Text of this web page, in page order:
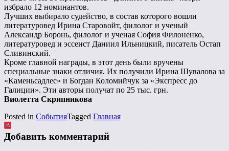
избрало 12 номинантов.
Лучших выбирало судейство, в состав которого вошли
литературовед Ирина Старовойт, филолог и ученый
Александр Боронь, филолог и ученая София Филоненко,
литературовед и эссеист Даниил Ильницкий, писатель Остап
Сливинский.
Кроме главной награды, в этот день были вручены
специальные знаки отличия. Их получили Ирина Шувалова за
«Каменьсадлес» и Богдан Коломийчук за «Экспресс до
Галиции». Эти авторы получат по 25 тыс. грн.
Виолетта Скрипникова
Posted in СобытияTagged Главная
Добавить комментарий